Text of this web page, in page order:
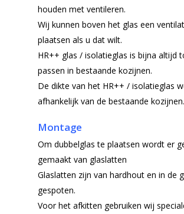
houden met ventileren.
Wij kunnen boven het glas een
plaatsen als u dat wilt.
HR++ glas / isolatieglas is bijna altijd
passen in bestaande kozijnen.
De dikte van het HR++ / isolatieglas
afhankelijk van de bestaande kozijnen.
Montage
Om dubbelglas te plaatsen wordt er
gemaakt van glaslatten
Glaslatten zijn van hardhout en in de
gespoten.
Voor het afkitten gebruiken wij